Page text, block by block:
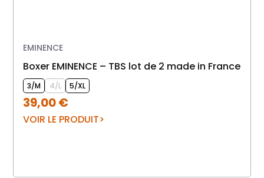
EMINENCE
Boxer EMINENCE – TBS lot de 2 made in France
3/M 4/L 5/XL
39,00€
VOIR LE PRODUIT